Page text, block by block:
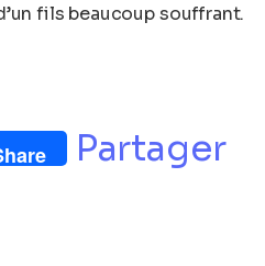
fils beaucoup souffrant.
Partager